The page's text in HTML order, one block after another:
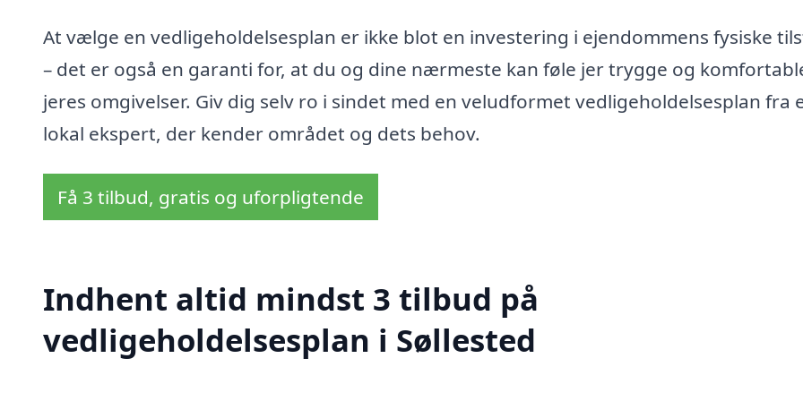
At vælge en vedligeholdelsesplan er ikke blot en investering i ejendommens fysiske
– det er også en garanti for, at du og dine nærmeste kan føle jer trygge og
jeres omgivelser. Giv dig selv ro i sindet med en veludformet vedligeholdelsesplan fra
lokal ekspert, der kender området og dets behov.
Få 3 tilbud, gratis og uforpligtende
Indhent altid mindst 3 tilbud på
vedligeholdelsesplan i Søllested